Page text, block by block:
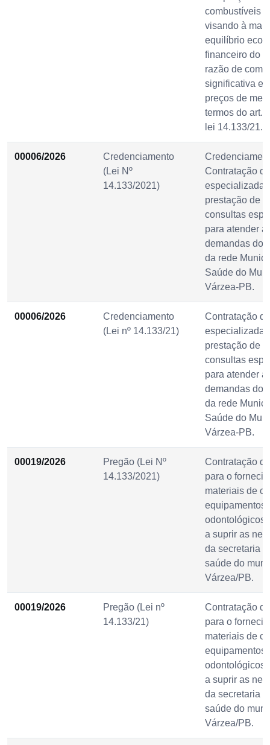
combustíveis
visando à
equilíbrio
financeiro do
razão de
significativa
preços de
termos do art.
lei 14.133/21.
00006/2026
Credenciamento
(Lei Nº
14.133/2021)
Contratação
especializada
prestação de
consultas
para atender
demandas
da rede
Saúde do
Várzea-PB.
00006/2026
Credenciamento
(Lei nº 14.133/21)
Contratação
especializada
prestação de
consultas
para atender
demandas
da rede
Saúde do
Várzea-PB.
00019/2026
Pregão (Lei Nº
14.133/2021)
Contratação
para o
materiais de
equipamentos
a suprir as
da secretaria
saúde do
Várzea/PB.
00019/2026
Pregão (Lei nº
14.133/21)
Contratação
para o
materiais de
equipamentos
a suprir as
da secretaria
saúde do
Várzea/PB.